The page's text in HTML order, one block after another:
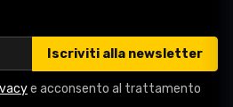
Iscriviti alla newsletter
e acconsento al trattamento